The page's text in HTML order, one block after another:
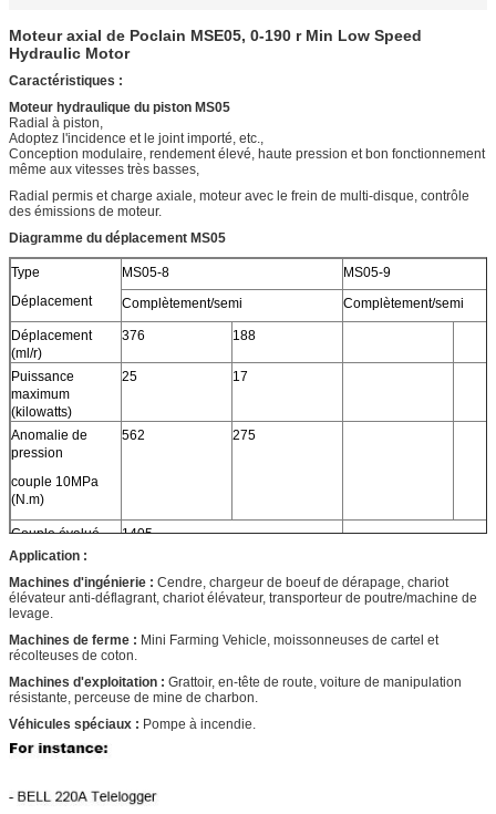
Moteur axial de Poclain MSE05, 0-190 r Min Low Speed
Hydraulic Motor
Caractéristiques :
Moteur hydraulique du piston MS05
Radial à piston,
Adoptez l'incidence et le joint importé, etc.,
Conception modulaire, rendement élevé, haute pression et bon fonctionnement
même aux vitesses très basses,
Radial permis et charge axiale, moteur avec le frein de multi-disque, contrôle
des émissions de moteur.
Diagramme du déplacement MS05
Type
Déplacement
MS05-8
MS05-9
Complètement/semi
Complètement/semi
Déplacement
(ml/r)
376 188
Puissance
maximum
(kilowatts)
25 17
Anomalie de
pression
couple 10MPa
(N.m)
562 275
Couple évalué
(N.m)
1405
Pression évaluée
(MPA)
25
Pression
maximum (MPA)
Vitesse nominale
(r/min)
90
Gamme de
vitesse (r/min)
0-200
Application :
Machines d'ingénierie : Cendre, chargeur de boeuf de dérapage, chariot
élévateur anti-déflagrant, chariot élévateur, transporteur de poutre/machine de
levage.
Machines de ferme : Mini Farming Vehicle, moissonneuses de cartel et
récolteuses de coton.
Machines d'exploitation : Grattoir, en-tête de route, voiture de manipulation
résistante, perceuse de mine de charbon.
Véhicules spéciaux : Pompe à incendie.